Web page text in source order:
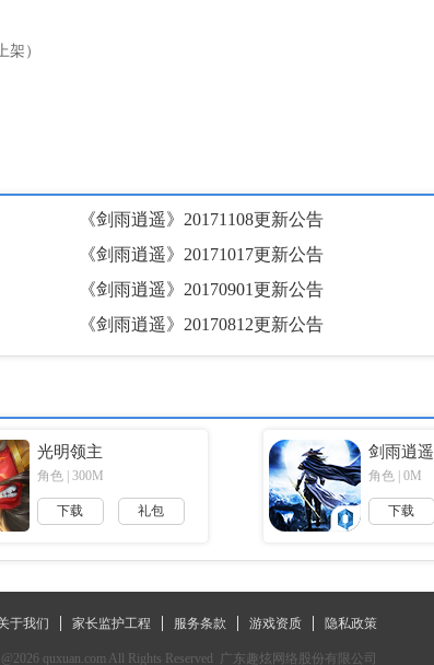
）
《剑雨逍遥》20171108更新公告
《剑雨逍遥》20171017更新公告
《剑雨逍遥》20170901更新公告
《剑雨逍遥》20170812更新公告
光明领主
角色 | 300M
下载 礼包
剑雨逍遥
角色 | 0M
下载
于我们 家长监护工程 服务条款 游戏资质 隐私政策
quxuan.com All Rights Reserved 广东趣炫网络股份有限公司